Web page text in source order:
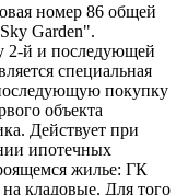
номер 86 общей
Garden".
2-й и последующей
специальная
покупку
объекта
Действует при
ипотечных
жилье: ГК
кладовые. Для того